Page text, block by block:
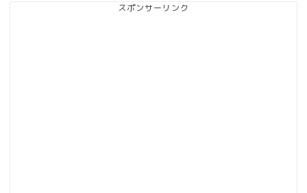
スポンサーリンク